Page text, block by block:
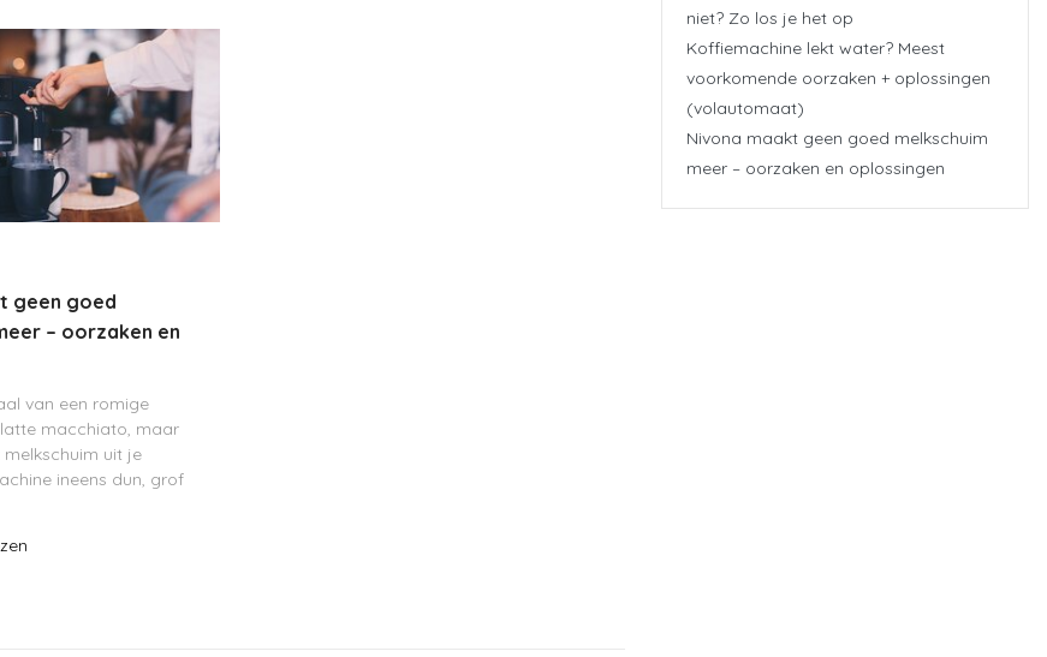
geen goed
– oorzaken en
van een romige
macchiato, maar
uit je
ineens dun, grof
slecht melkschuim bi
niet? Zo los je het op
Koffiemachine lekt water? Meest
voorkomende oorzaken + oplossingen
(volautomaat)
Nivona maakt geen goed melkschuim
meer – oorzaken en oplossingen